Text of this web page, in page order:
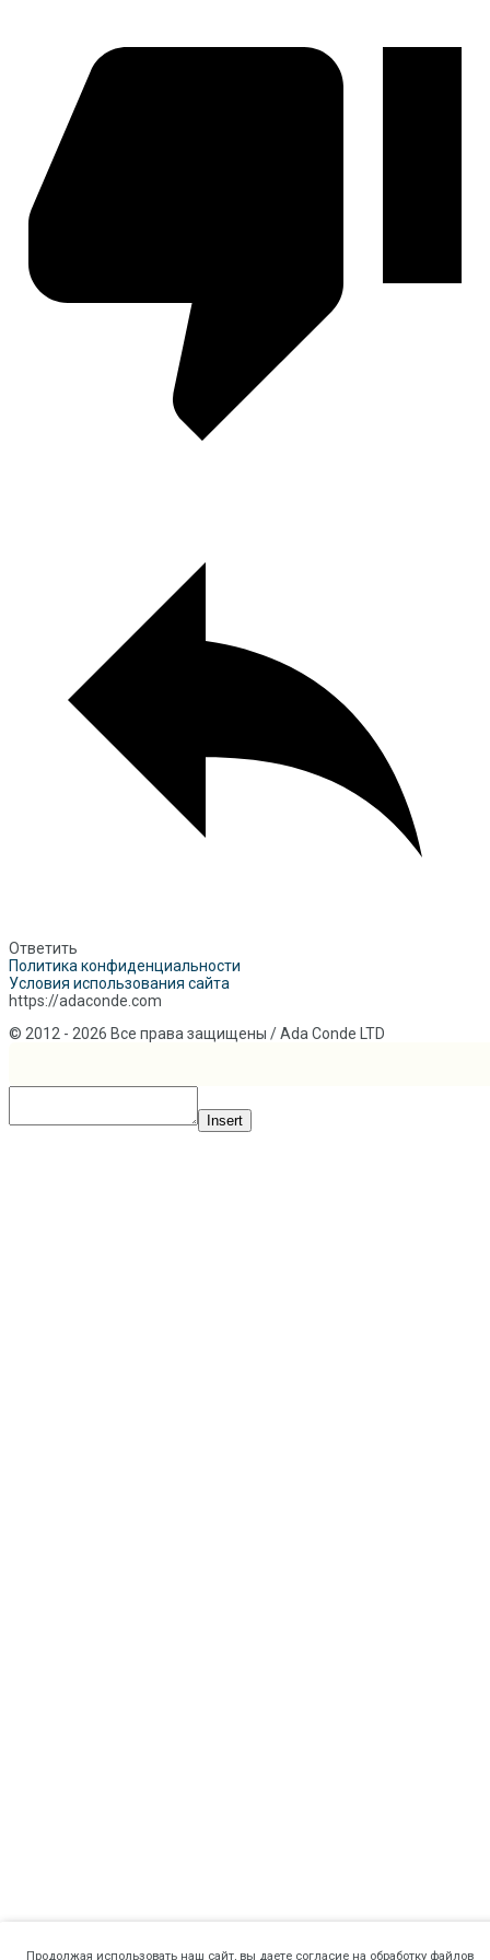
Ответить
Политика конфиденциальности
Условия использования сайта
https://adaconde.com
© 2012 - 2026 Все права защищены / Ada Conde LTD
Insert
Продолжая использовать наш сайт, вы даете согласие на обработку файлов